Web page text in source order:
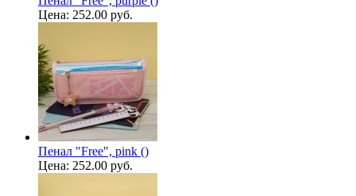
Цена: 252.00 руб.
Пенал "Free", pink ()
Цена: 252.00 руб.